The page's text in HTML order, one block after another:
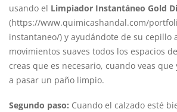
usando el Limpiador Instantáneo Gold
(https://www.quimicashandal.com/
instantaneo/) y ayudándote de su cepillo
movimientos suaves todos los espacios
creas que es necesario, cuando veas que
a pasar un paño limpio.
Segundo paso: Cuando el calzado esté